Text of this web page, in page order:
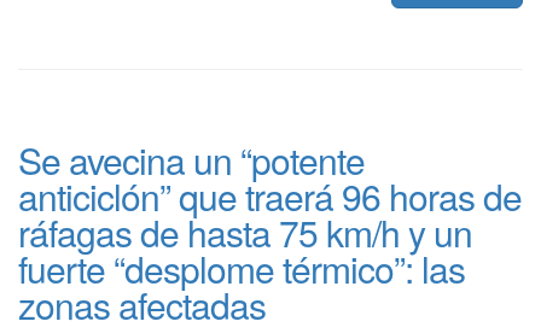
Se avecina un “potente
anticiclón” que traerá 96 horas de
ráfagas de hasta 75 km/h y un
fuerte “desplome térmico”: las
zonas afectadas